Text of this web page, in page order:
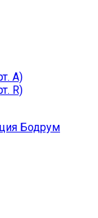
A)
R)